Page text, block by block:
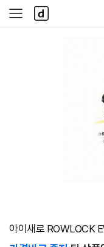
사
이
다
나
와
아이새로 ROWLOCK